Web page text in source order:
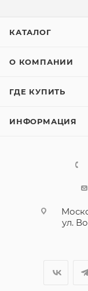
КАТАЛОГ
О КОМПАНИИ
ГДЕ КУПИТЬ
ИНФОРМАЦИЯ
ул.